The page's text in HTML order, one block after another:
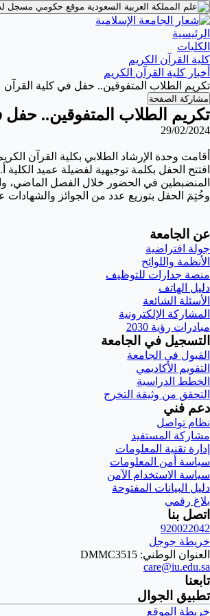
موقع حكومي مسجل
الرئيسية
الكليات
كلية القرآن الكريم
أخبار كلية القرآن الكريم
تكريم الطلاب المتفوقين.. حفل في كلية القرآن
مشاركة الصفحة
تكريم الطلاب المتفوقين.. حفل
29/02/2024
قامت وحدة الإرشاد الطلابي بكلية القرآن
افتتح الحفل بكلمة توجيهية لفضيلة عميد
المنضبطين في الحضور خلال الفصل الماضي،
وخُتِمَ الحفل بتوزيع عدد من الجوائز والشهادات
عن الجامعة
جولة افتراضية
الأنظمة واللوائح
منصة جدارات للتوظيف
دليل الهاتف
الأسئلة الشائعة
المشاركة الإلكترونية
مبادرات رؤية 2030
التسجيل في الجامعة
القبول في الجامعة
التقويم الأكاديمي
الخطط الدراسية
التحقق من وثيقة التخرج
دعم فني
نظام تواصل
مشاركة المستفيد
إدارة تقنية المعلومات
سياسة أمن المعلومات
سياسة الاستخدام الآمن
دليل البيانات المفتوحة
بلاغ رقمي
اتصل بنا
920022042
خريطة جوجل
العنوان الوطني: DMMC3515
care@iu.edu.sa
تابعنا
تطبيق الجوال
خريطة الموقع